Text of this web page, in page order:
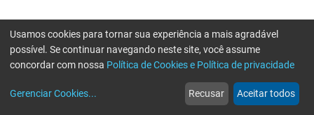
web
Notícias
more_horiz
Mais
Usamos cookies para tornar sua experiência a mais agradável
possível. Se continuar navegando neste site, você assume
concordar com nossa Política de Cookies e Política de privacidade
Gerenciar Cookies... Recusar Aceitar todos
Erro ao enviar informações, por favor tente novamente